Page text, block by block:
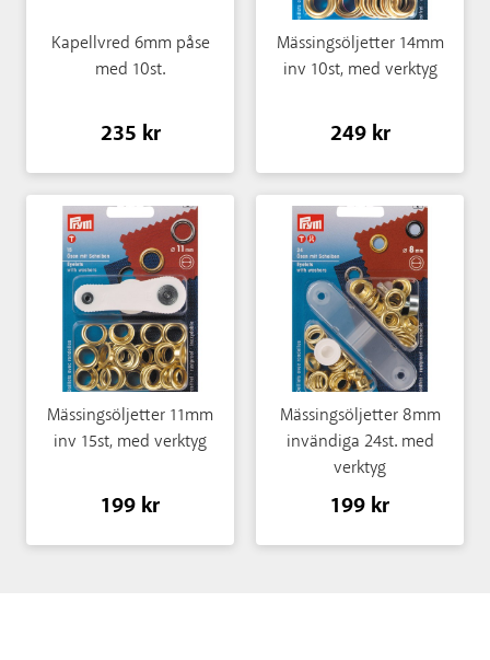
Kapellvred 6mm påse
med 10st.
235 kr
Mässingsöljetter 14mm
inv 10st, med verktyg
249 kr
Mässingsöljetter 11mm
inv 15st, med verktyg
199 kr
Mässingsöljetter 8mm
invändiga 24st. med
verktyg
199 kr